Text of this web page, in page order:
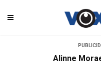
Alinne